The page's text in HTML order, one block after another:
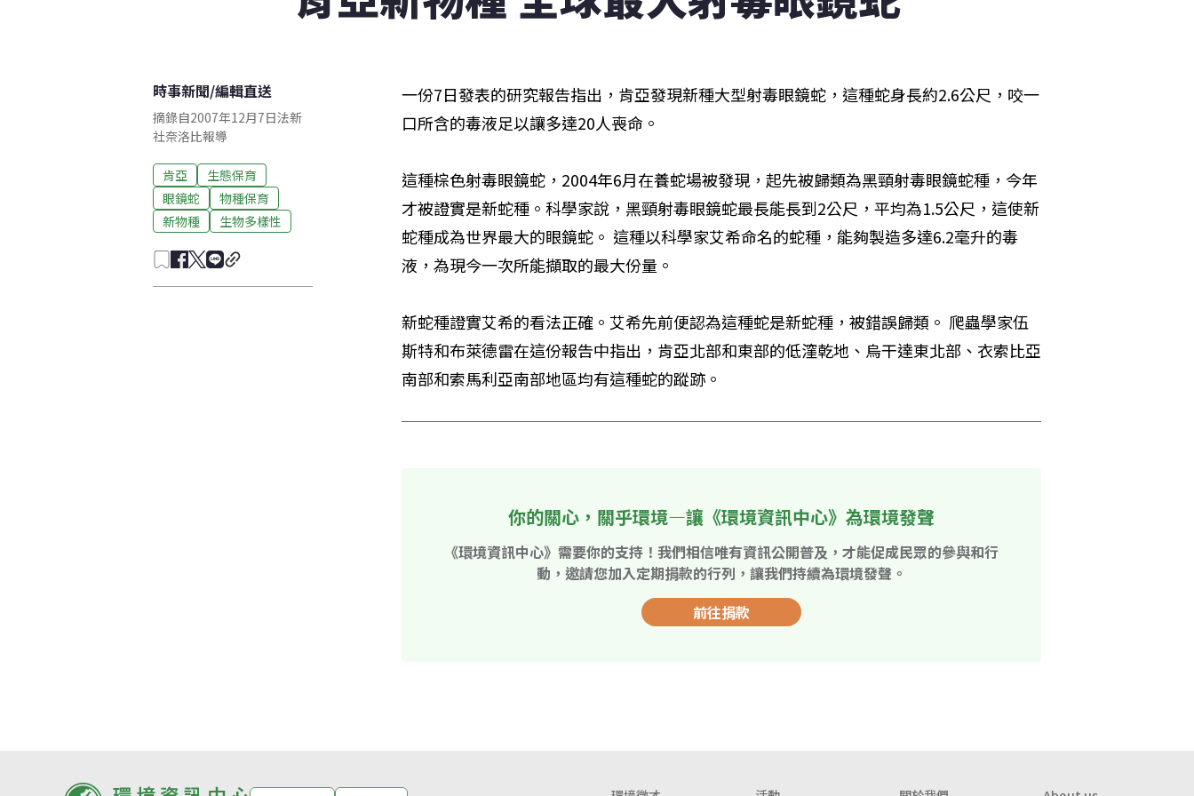
時事新聞/編輯直送
摘錄自2007年12月7日法新
社奈洛比報導
肯亞
生態保育
眼鏡蛇
物種保育
新物種
生物多樣性
一份7日發表的研究報告指出，肯亞發現新種大型射毒眼鏡蛇，這種蛇身長約2.6公尺，咬一
口所含的毒液足以讓多達20人喪命。
這種棕色射毒眼鏡蛇，2004年6月在養蛇場被發現，起先被歸類為黑頸射毒眼鏡蛇種，今年
才被證實是新蛇種。科學家說，黑頸射毒眼鏡蛇最長能長到2公尺，平均為1.5公尺，這使新
蛇種成為世界最大的眼鏡蛇。 這種以科學家艾希命名的蛇種，能夠製造多達6.2毫升的毒
液，為現今一次所能擷取的最大份量。
新蛇種證實艾希的看法正確。艾希先前便認為這種蛇是新蛇種，被錯誤歸類。 爬蟲學家伍
斯特和布萊德雷在這份報告中指出，肯亞北部和東部的低漥乾地、烏干達東北部、衣索比亞
南部和索馬利亞南部地區均有這種蛇的蹤跡。
你的關心，關乎環境—讓《環境資訊中心》為環境發聲
《環境資訊中心》需要你的支持！我們相信唯有資訊公開普及，才能促成民眾的參與和行
動，邀請您加入定期捐款的行列，讓我們持續為環境發聲。
前往捐款